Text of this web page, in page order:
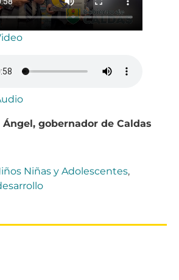
gobernador de Caldas
Niñas y Adolescentes,